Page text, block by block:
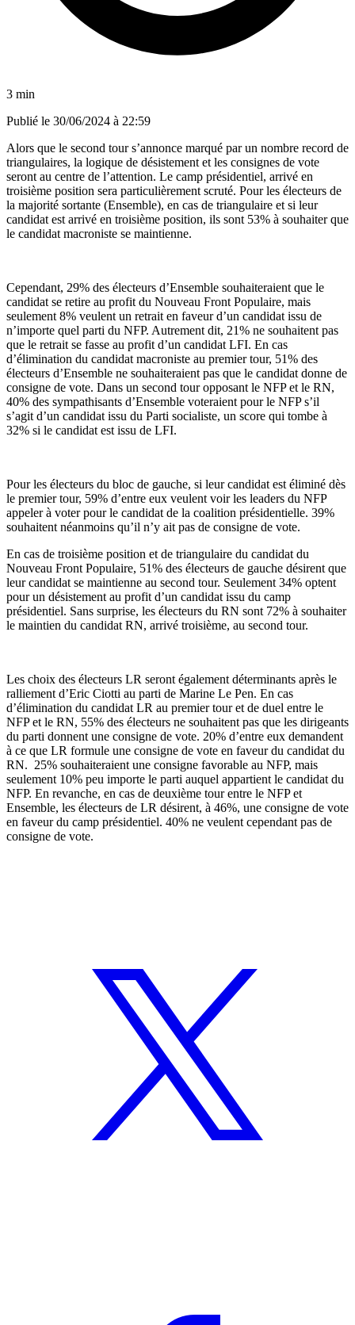
3 min
Publié le 30/06/2024 à 22:59
Alors que le second tour s’annonce marqué par un nombre record de
triangulaires, la logique de désistement et les consignes de vote
seront au centre de l’attention. Le camp présidentiel, arrivé en
troisième position sera particulièrement scruté. Pour les électeurs de
la majorité sortante (Ensemble), en cas de triangulaire et si leur
candidat est arrivé en troisième position, ils sont 53% à souhaiter que
le candidat macroniste se maintienne.
Cependant, 29% des électeurs d’Ensemble souhaiteraient que le
candidat se retire au profit du Nouveau Front Populaire, mais
seulement 8% veulent un retrait en faveur d’un candidat issu de
n’importe quel parti du NFP. Autrement dit, 21% ne souhaitent pas
que le retrait se fasse au profit d’un candidat LFI. En cas
d’élimination du candidat macroniste au premier tour, 51% des
électeurs d’Ensemble ne souhaiteraient pas que le candidat donne de
consigne de vote. Dans un second tour opposant le NFP et le RN,
40% des sympathisants d’Ensemble voteraient pour le NFP s’il
s’agit d’un candidat issu du Parti socialiste, un score qui tombe à
32% si le candidat est issu de LFI.
Pour les électeurs du bloc de gauche, si leur candidat est éliminé dès
le premier tour, 59% d’entre eux veulent voir les leaders du NFP
appeler à voter pour le candidat de la coalition présidentielle. 39%
souhaitent néanmoins qu’il n’y ait pas de consigne de vote.
En cas de troisième position et de triangulaire du candidat du
Nouveau Front Populaire, 51% des électeurs de gauche désirent que
leur candidat se maintienne au second tour. Seulement 34% optent
pour un désistement au profit d’un candidat issu du camp
présidentiel. Sans surprise, les électeurs du RN sont 72% à souhaiter
le maintien du candidat RN, arrivé troisième, au second tour.
Les choix des électeurs LR seront également déterminants après le
ralliement d’Eric Ciotti au parti de Marine Le Pen. En cas
d’élimination du candidat LR au premier tour et de duel entre le
NFP et le RN, 55% des électeurs ne souhaitent pas que les dirigeants
du parti donnent une consigne de vote. 20% d’entre eux demandent
à ce que LR formule une consigne de vote en faveur du candidat du
RN. 25% souhaiteraient une consigne favorable au NFP, mais
seulement 10% peu importe le parti auquel appartient le candidat du
NFP. En revanche, en cas de deuxième tour entre le NFP et
Ensemble, les électeurs de LR désirent, à 46%, une consigne de vote
en faveur du camp présidentiel. 40% ne veulent cependant pas de
consigne de vote.